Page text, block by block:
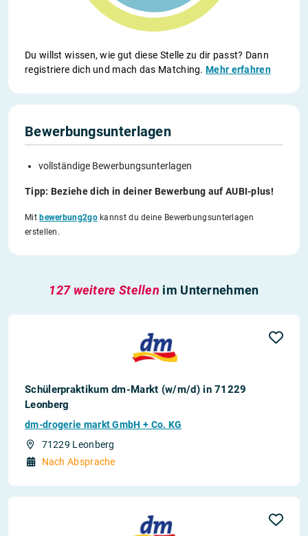
Du willst wissen, wie gut diese Stelle zu dir passt? Dann
registriere dich und mach das Matching.Mehr erfahren
Bewerbungsunterlagen
vollständige Bewerbungsunterlagen
Tipp: Beziehe dich in deiner Bewerbung auf AUBI-plus!
Mitbewerbung2gokannst du deine Bewerbungsunterlagen
erstellen.
127 weitere Stellen im Unternehmen
Schülerpraktikum dm-Markt (w/m/d) in 71229
Leonberg
dm-drogerie markt GmbH + Co. KG
71229 Leonberg
Nach Absprache